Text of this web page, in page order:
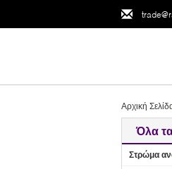
Αρχική
Όλα
Στρώμα